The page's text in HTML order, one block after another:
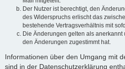
Der Nutzer ist berechtigt, den
des Widerspruchs erlischt das
bestehende Vertragsverhältnis mit
Die Änderungen gelten als
den Änderungen zugestimmt hat.
Informationen über den Umgang mit
sind in der Datenschutzerklärung